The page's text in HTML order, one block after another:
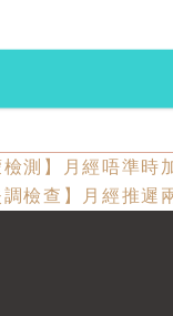
檢測】月經唔準
調檢查】月經推遲